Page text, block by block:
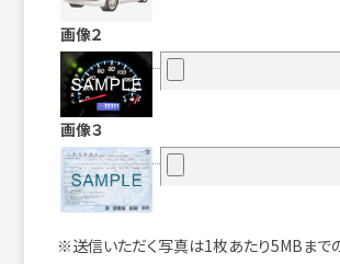
画像２
画像３
※送信いただく写真は1枚あたり5MBまで